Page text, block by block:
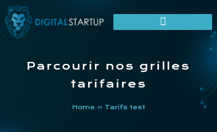
contenu
Parcourir nos grilles
tarifaires
Home » Tarifs test